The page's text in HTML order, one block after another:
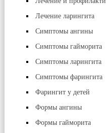
Лечение ларингита
Симптомы ангины
Симптомы гайморита
Симптомы ларингита
Симптомы фарингита
Фарингит у детей
Формы ангины
Формы гайморита